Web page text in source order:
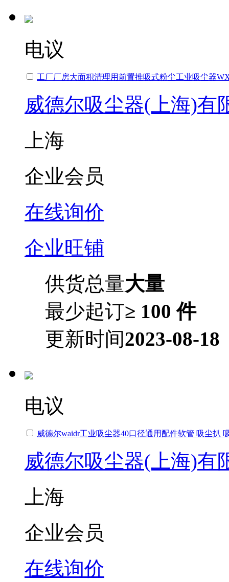
电议
工厂厂房大面积清理用前置推吸式粉尘工业吸尘器
威德尔吸尘器(上海)有
上海
企业会员
在线询价
企业旺铺
供货总量大量
最少起订≥ 100 件
更新时间2023-08-18
电议
威德尔waidr工业吸尘器40口径通用配件软管 吸尘扒
威德尔吸尘器(上海)有
上海
企业会员
在线询价